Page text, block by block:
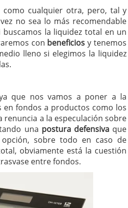
cualquier otra, pero, tal y
no sea lo más recomendable
la liquidez total en un
con beneficios y tenemos
lleno si elegimos la liquidez
que nos vamos a poner a la
fondos a productos como los
renuncia a la especulación sobre
una postura defensiva que
sobre todo en caso de
obviamente está la cuestión
entre fondos.